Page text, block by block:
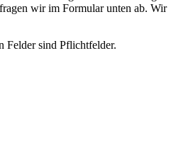
wir im Formular unten ab. Wir
Felder sind Pflichtfelder.